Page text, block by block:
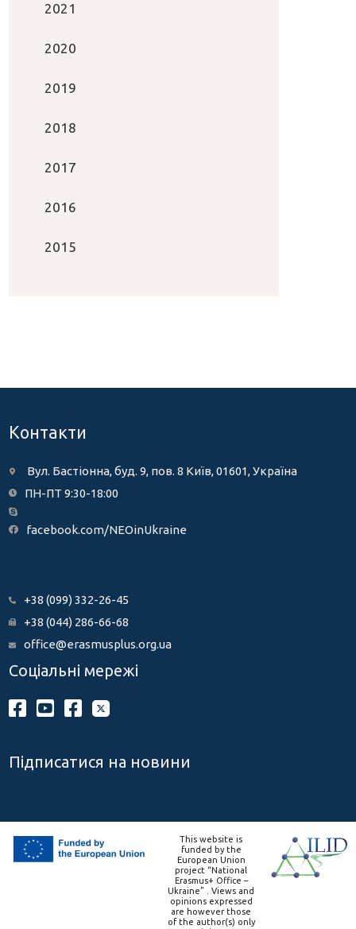
2021
2020
2019
2018
2017
2016
2015
Контакти
Вул. Бастіонна, буд. 9, пов. 8 Київ, 01601, Україна
ПН-ПТ 9:30-18:00
facebook.com/NEOinUkraine
+38 (099) 332-26-45
+38 (044) 286-66-68
office@erasmusplus.org.ua
Соціальні мережі
Підписатися на новини
This website is
funded by the
European Union
project “National
Erasmus+ Office –
Ukraine” . Views and
opinions expressed
are however those
of the author(s) only